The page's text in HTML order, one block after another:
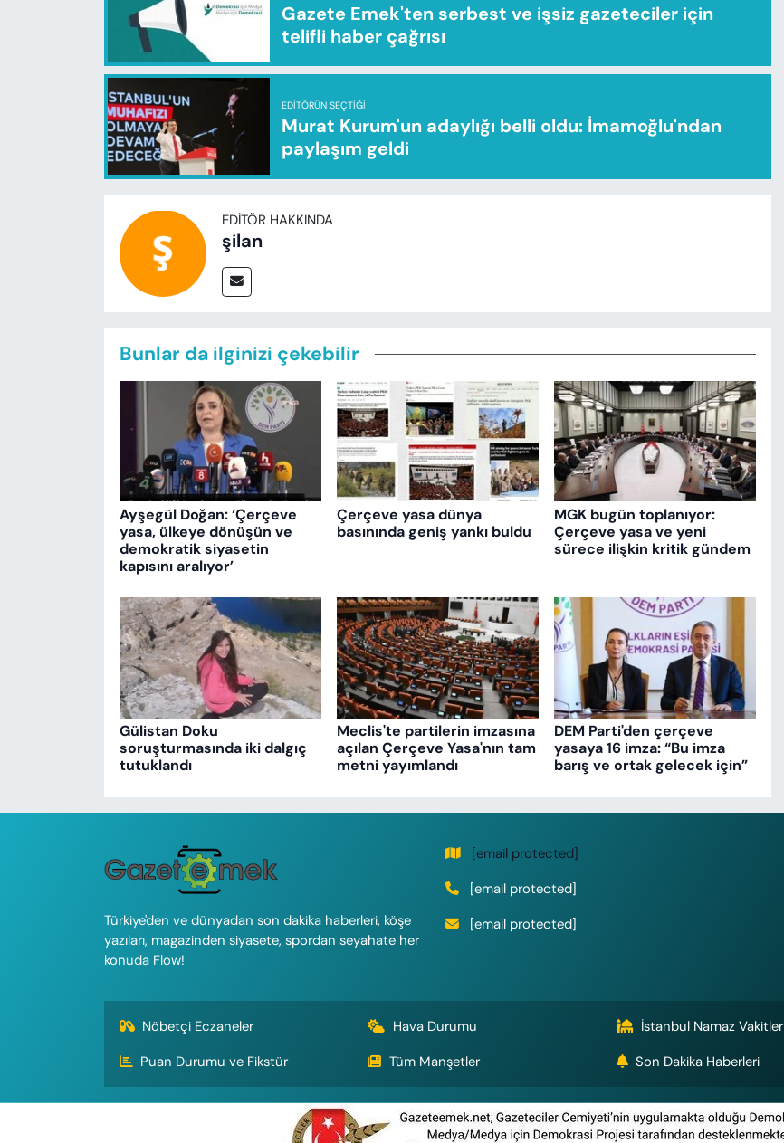
Gazete Emek'ten serbest ve işsiz gazeteciler için
telifli haber çağrısı
EDITÖRÜN SEÇTIĞI
Murat Kurum'un adaylığı belli oldu: İmamoğlu'ndan
paylaşım geldi
EDITÖR HAKKINDA
şilan
Bunlar da ilginizi çekebilir
Ayşegül Doğan: ‘Çerçeve
yasa, ülkeye dönüşün ve
demokratik siyasetin
kapısını aralıyor’
Çerçeve yasa dünya
basınında geniş yankı buldu
MGK bugün toplanıyor:
Çerçeve yasa ve yeni
sürece ilişkin kritik gündem
Gülistan Doku
soruşturmasında iki dalgıç
tutuklandı
Meclis'te partilerin imzasına
açılan Çerçeve Yasa'nın tam
metni yayımlandı
DEM Parti'den çerçeve
yasaya 16 imza: “Bu imza
barış ve ortak gelecek için”
Türkiye'den ve dünyadan son dakika haberleri, köşe
yazıları, magazinden siyasete, spordan seyahate her
konuda Flow!
[email protected]
[email protected]
[email protected]
Nöbetçi Eczaneler Hava Durumu İstanbul Namaz
Puan Durumu ve Fikstür
Tüm Manşetler Son Dakika Haberleri